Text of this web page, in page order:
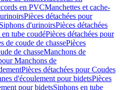
en PVCManchettes et cache-
Pièces détachées pour
Siphons d'urinoirsPièces détachées
en tube coudéPièces détachées pour
de coude de chassePièces
de chasseManchons de
Manchons de
Pièces détachées pour Coudes
d'écoulement pour bidetsPièces
pour bidetsSiphons en tube